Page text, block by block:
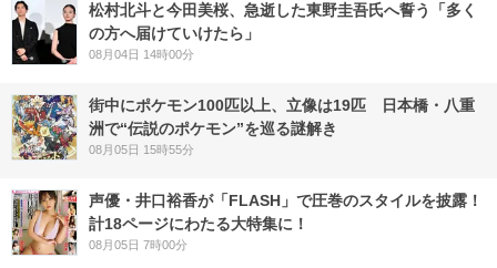
松村北斗と今田美桜、急逝した東野圭吾氏へ誓う「多く
の方へ届けていけたら」
08月04日 14時00分
街中にポケモン100匹以上、立像は19匹 日本橋・八重
洲で“伝説のポケモン”を巡る謎解き
08月05日 15時55分
声優・井口裕香が「FLASH」で圧巻のスタイルを披露！
計18ページにわたる大特集に！
08月05日 7時00分